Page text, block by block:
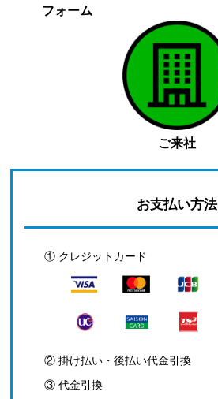
フォーム
ご来社
お支払い方法
① クレジットカード
② 掛け払い・後払い代金引換
③ 代金引換